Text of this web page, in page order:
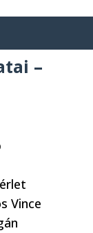
–
Vince